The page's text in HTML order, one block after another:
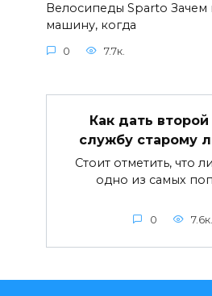
Велосипеды Sparto Зачем
машину, когда
0 7.7к.
Как дать
службу старому
Стоит отметить, что
одно из самых
0 7.6к.